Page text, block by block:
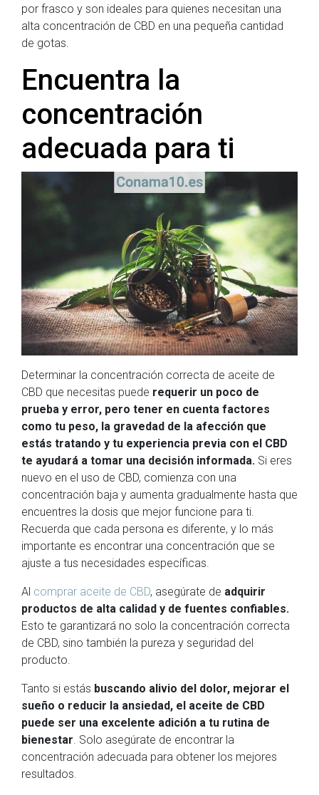
por frasco y son ideales para quienes necesitan una
alta concentración de CBD en una pequeña cantidad
de gotas.
Encuentra la
concentración
adecuada para ti
Determinar la concentración correcta de aceite de
CBD que necesitas puede requerir un poco de
prueba y error, pero tener en cuenta factores
como tu peso, la gravedad de la afección que
estás tratando y tu experiencia previa con el CBD
te ayudará a tomar una decisión informada. Si eres
nuevo en el uso de CBD, comienza con una
concentración baja y aumenta gradualmente hasta que
encuentres la dosis que mejor funcione para ti.
Recuerda que cada persona es diferente, y lo más
importante es encontrar una concentración que se
ajuste a tus necesidades específicas.
Al comprar aceite de CBD, asegúrate de adquirir
productos de alta calidad y de fuentes confiables.
Esto te garantizará no solo la concentración correcta
de CBD, sino también la pureza y seguridad del
producto.
Tanto si estás buscando alivio del dolor, mejorar el
sueño o reducir la ansiedad, el aceite de CBD
puede ser una excelente adición a tu rutina de
bienestar . Solo asegúrate de encontrar la
concentración adecuada para obtener los mejores
resultados.